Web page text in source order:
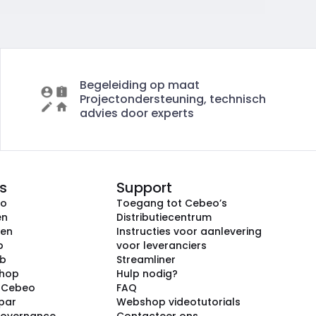
Begeleiding op maat
Projectondersteuning, technisch
advies door experts
Support
Toegang tot Cebeo’s
Distributiecentrum
Instructies voor aanlevering
voor leveranciers
Streamliner
Hulp nodig?
FAQ
Webshop videotutorials